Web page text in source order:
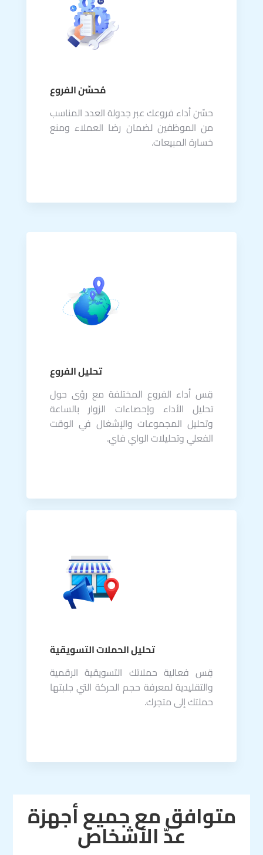
مُحسِّن الفروع
حسّن أداء فروعك عبر جدولة العدد المناسب
من الموظفين لضمان رضا العملاء ومنع
خسارة المبيعات.
تحليل الفروع
قِس أداء الفروع المختلفة مع رؤى حول
تحليل الأداء وإحصاءات الزوار بالساعة
وتحليل المجموعات والإشغال في الوقت
الفعلي وتحليلات الواي فاي.
تحليل الحملات التسويقية
قِس فعالية حملاتك التسويقية الرقمية
والتقليدية لمعرفة حجم الحركة التي جلبتها
حملتك إلى متجرك.
متوافق مع جميع أجهزة
عدّ الأشخاص